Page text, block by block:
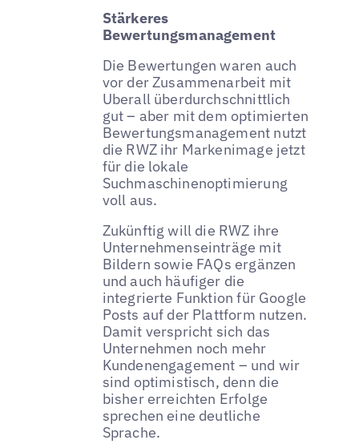
Stärkeres
Bewertungsmanagement
Die Bewertungen waren auch
vor der Zusammenarbeit mit
Uberall überdurchschnittlich
gut – aber mit dem optimierten
Bewertungsmanagement nutzt
die RWZ ihr Markenimage jetzt
für die lokale
Suchmaschinenoptimierung
voll aus.
Zukünftig will die RWZ ihre
Unternehmenseinträge mit
Bildern sowie FAQs ergänzen
und auch häufiger die
integrierte Funktion für Google
Posts auf der Plattform nutzen.
Damit verspricht sich das
Unternehmen noch mehr
Kundenengagement – und wir
sind optimistisch, denn die
bisher erreichten Erfolge
sprechen eine deutliche
Sprache.